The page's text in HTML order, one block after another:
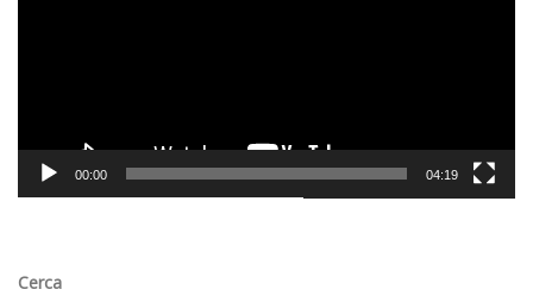
00:00 04:19
Cerca